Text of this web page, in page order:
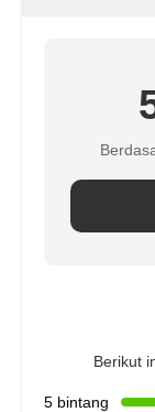
Berikut
5 bintang